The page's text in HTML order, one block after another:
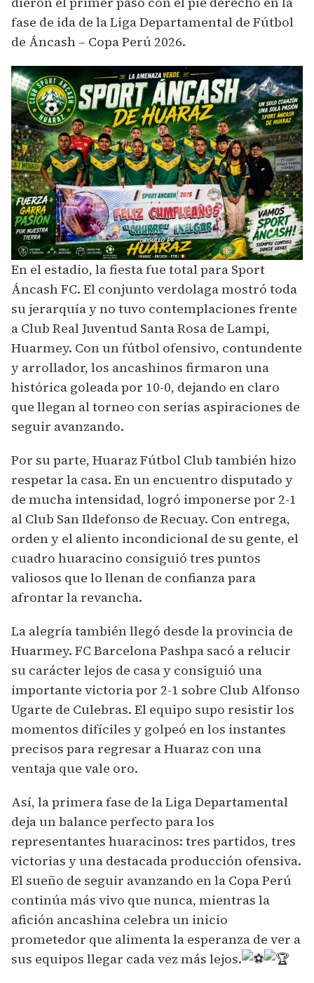
fase de ida de la Liga Departamental de Fútbol
de Áncash – Copa Perú 2026.
En el estadio, la fiesta fue total para Sport
Áncash FC. El conjunto verdolaga mostró toda
su jerarquía y no tuvo contemplaciones frente
a Club Real Juventud Santa Rosa de Lampi,
Huarmey. Con un fútbol ofensivo, contundente
y arrollador, los ancashinos firmaron una
histórica goleada por 10-0, dejando en claro
que llegan al torneo con serias aspiraciones de
seguir avanzando.
Por su parte, Huaraz Fútbol Club también hizo
respetar la casa. En un encuentro disputado y
de mucha intensidad, logró imponerse por 2-1
al Club San Ildefonso de Recuay. Con entrega,
orden y el aliento incondicional de su gente, el
cuadro huaracino consiguió tres puntos
valiosos que lo llenan de confianza para
afrontar la revancha.
La alegría también llegó desde la provincia de
Huarmey. FC Barcelona Pashpa sacó a relucir
su carácter lejos de casa y consiguió una
importante victoria por 2-1 sobre Club Alfonso
Ugarte de Culebras. El equipo supo resistir los
momentos difíciles y golpeó en los instantes
precisos para regresar a Huaraz con una
ventaja que vale oro.
Así, la primera fase de la Liga Departamental
deja un balance perfecto para los
representantes huaracinos: tres partidos, tres
victorias y una destacada producción ofensiva.
El sueño de seguir avanzando en la Copa Perú
continúa más vivo que nunca, mientras la
afición ancashina celebra un inicio
prometedor que alimenta la esperanza de ver a
sus equipos llegar cada vez más lejos.